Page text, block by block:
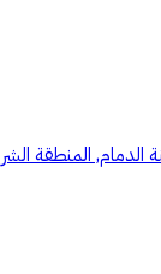
الدمام, المنطقة